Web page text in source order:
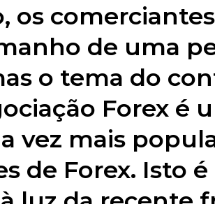
os
de uma
o tema do
Forex é
vez mais
de Forex. Isto é